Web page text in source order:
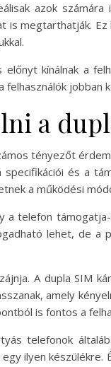
azok
is megtarthatják.
kínálnak a
jobban
a
tényezőt
és a
a működési
a telefon
lehet, de a
A dupla SIM
amely
is fontos a
telefonok
ilyen